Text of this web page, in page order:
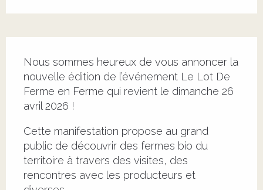
Nous sommes heureux de vous annoncer la
nouvelle édition de l’événement Le Lot De
Ferme en Ferme qui revient le dimanche 26
avril 2026 !
Cette manifestation propose au grand
public de découvrir des fermes bio du
territoire à travers des visites, des
rencontres avec les producteurs et